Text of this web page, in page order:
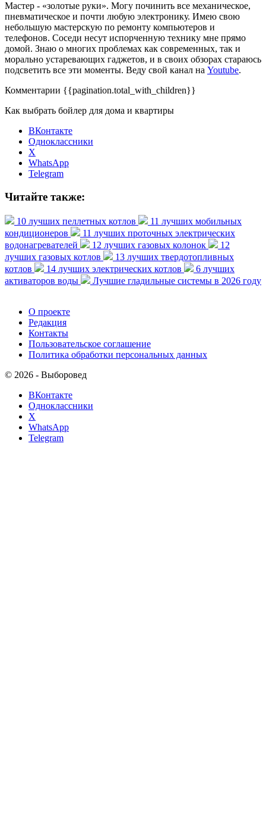
Мастер - «золотые руки». Могу починить все механическое,
пневматическое и почти любую электронику. Имею свою
небольшую мастерскую по ремонту компьютеров и
телефонов. Соседи несут испорченную технику мне прямо
домой. Знаю о многих проблемах как современных, так и
морально устаревающих гаджетов, и в своих обзорах стараюсь
подсветить все эти моменты. Веду свой канал на Youtube.
Комментарии {{pagination.total_with_children}}
Как выбрать бойлер для дома и квартиры
ВКонтакте
Одноклассники
X
WhatsApp
Telegram
Читайте также:
10 лучших пеллетных котлов
11 лучших мобильных
кондиционеров
11 лучших проточных электрических
водонагревателей
12 лучших газовых колонок
12
лучших газовых котлов
13 лучших твердотопливных
котлов
14 лучших электрических котлов
6 лучших
активаторов воды
Лучшие гладильные системы в 2026 году
О проекте
Редакция
Контакты
Пользовательское соглашение
Политика обработки персональных данных
© 2026 - Выборовед
ВКонтакте
Одноклассники
X
WhatsApp
Telegram